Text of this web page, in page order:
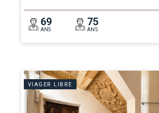
69
ANS
75
ANS
VIAGER LIBRE